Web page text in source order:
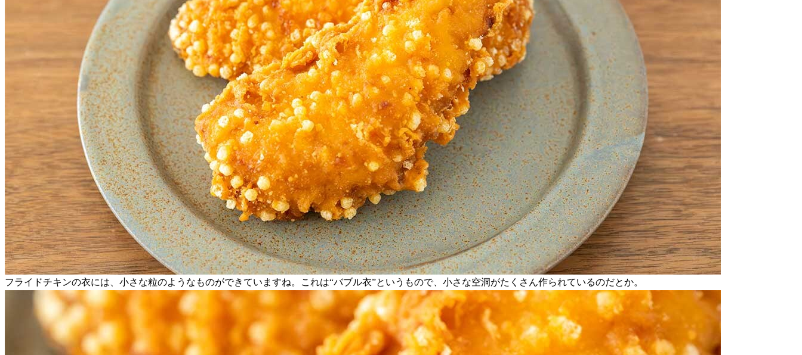
フライドチキンの衣には、小さな粒のようなものができていますね。これは“バブル衣”というもので、小さな空洞がたくさん作られているのだとか。